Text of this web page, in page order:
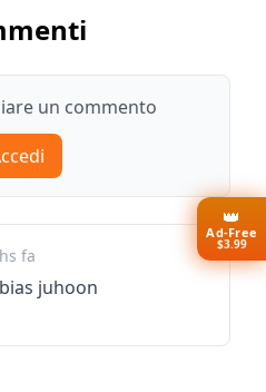
un commento
fa
juhoon
👑
Ad-Free
$3.99